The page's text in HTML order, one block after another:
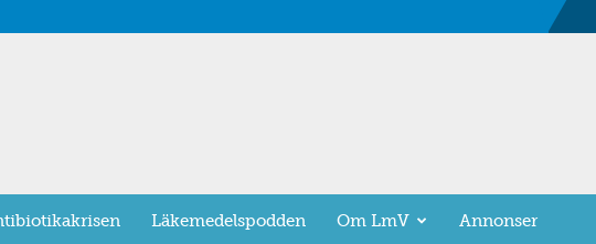
Läkemedelspodden Om LmV Annonser